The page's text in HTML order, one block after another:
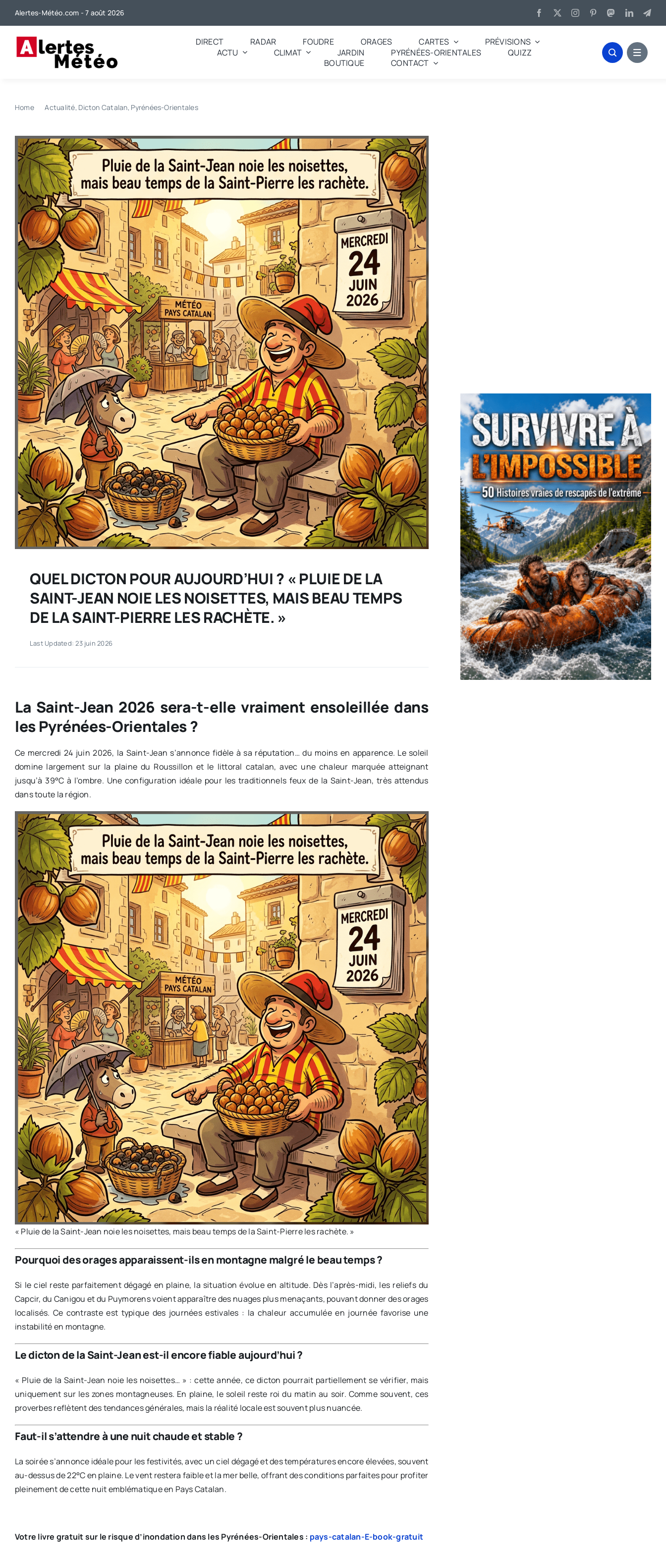
contenu
Alertes-Météo.com - 7 août 2026
DIRECT RADAR FOUDRE ORAGES CARTES
PRÉVISIONS
ACTU
CLIMAT JARDIN PYRÉNÉES-ORIENTALES
QUIZZ
BOUTIQUE
CONTACT
Home Actualité Dicton Catalan Pyrénées-Orientales
QUEL DICTON POUR AUJOURD’HUI ? « PLUIE DE LA
SAINT-JEAN NOIE LES NOISETTES, MAIS BEAU TEMPS
DE LA SAINT-PIERRE LES RACHÈTE. »
Last Updated: 23 juin 2026
La Saint-Jean 2026 sera-t-elle vraiment ensoleillée dans
les Pyrénées-Orientales ?
Ce mercredi 24 juin 2026, la Saint-Jean s’annonce fidèle à sa réputation… du moins en apparence. Le soleil
domine largement sur la plaine du Roussillon et le littoral catalan, avec une chaleur marquée atteignant
jusqu’à 39°C à l’ombre. Une configuration idéale pour les traditionnels feux de la Saint-Jean, très attendus
dans toute la région.
« Pluie de la Saint-Jean noie les noisettes, mais beau temps de la Saint-Pierre les rachète. »
Pourquoi des orages apparaissent-ils en montagne malgré le beau temps ?
Si le ciel reste parfaitement dégagé en plaine, la situation évolue en altitude. Dès l’après-midi, les reliefs du
Capcir, du Canigou et du Puymorens voient apparaître des nuages plus menaçants, pouvant donner des orages
localisés. Ce contraste est typique des journées estivales : la chaleur accumulée en journée favorise une
instabilité en montagne.
Le dicton de la Saint-Jean est-il encore fiable aujourd’hui ?
« Pluie de la Saint-Jean noie les noisettes… » : cette année, ce dicton pourrait partiellement se vérifier, mais
uniquement sur les zones montagneuses. En plaine, le soleil reste roi du matin au soir. Comme souvent, ces
proverbes reflètent des tendances générales, mais la réalité locale est souvent plus nuancée.
Faut-il s’attendre à une nuit chaude et stable ?
La soirée s’annonce idéale pour les festivités, avec un ciel dégagé et des températures encore élevées, souvent
au-dessus de 22°C en plaine. Le vent restera faible et la mer belle, offrant des conditions parfaites pour profiter
pleinement de cette nuit emblématique en Pays Catalan.
Votre livre gratuit sur le risque d’inondation dans les Pyrénées-Orientales : pays-catalan-E-book-gratuit